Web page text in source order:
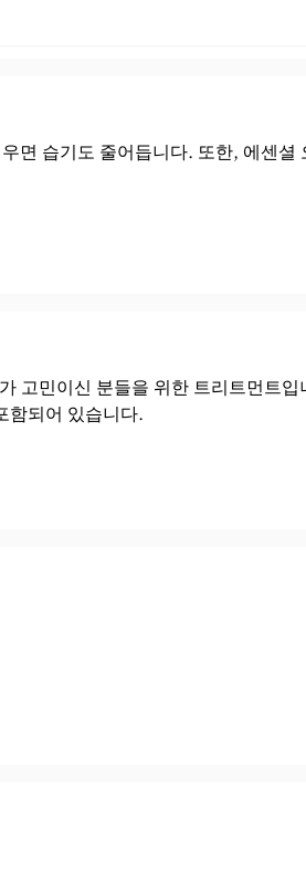
면 습기도 줄어듭니다. 또한, 에센
고민이신 분들을 위한 트리트먼트
함되어 있습니다.